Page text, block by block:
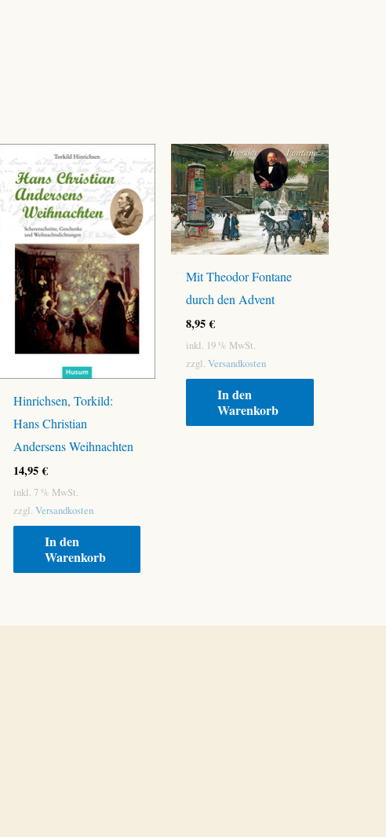
Hinrichsen, Torkild:
Hans Christian
Andersens Weihnachten
14,95€
inkl. 7 % MwSt.
zzgl. Versandkosten
In den
Warenkorb
Mit Theodor Fontane
durch den Advent
8,95€
inkl. 19 % MwSt.
zzgl.Versandkosten
In den
Warenkorb